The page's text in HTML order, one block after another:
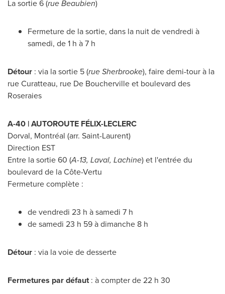
La sortie 6 (rue Beaubien)
Fermeture de la sortie, dans la nuit de vendredi à
samedi, de 1 h à 7 h
Détour : via la sortie 5 (rueSherbrooke), faire demi-tour à la
rue Curatteau, rue De Boucherville et boulevard des
Roseraies
A-40 | AUTOROUTE FÉLIX-LECLERC
Dorval, Montréal (arr. Saint-Laurent)
Direction EST
Entre la sortie 60 (A-13, Laval, Lachine) et l'entrée du
boulevard de la Côte-Vertu
Fermeture complète :
de vendredi 23 h à samedi 7 h
de samedi 23 h 59 à dimanche 8 h
Détour : via la voie de desserte
Fermetures par défaut: à compter de 22 h 30